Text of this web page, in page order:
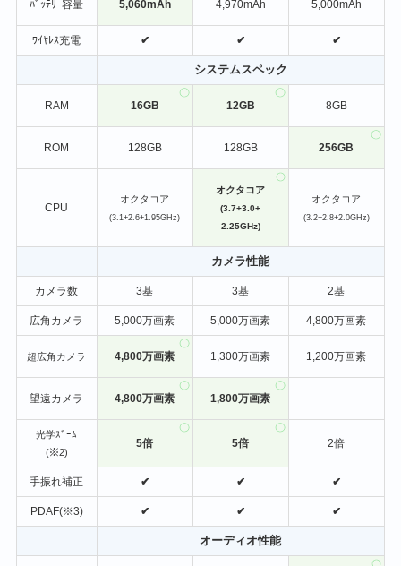
ﾊﾞｯﾃﾘｰ容量 5,060mAh 4,970mAh 5,000mAh
ﾜｲﾔﾚｽ充電 ✔ ✔ ✔
システムスペック
RAM 16GB 12GB 8GB
ROM 128GB 128GB 256GB
CPU
オクタコア
(3.1+2.6+1.95GHz)
オクタコア
(3.7+3.0+
2.25GHz)
オクタコア
(3.2+2.8+2.0GHz)
カメラ性能
カメラ数 3基 3基 2基
広角カメラ 5,000万画素 5,000万画素 4,800万画素
超広角カメラ 4,800万画素 1,300万画素 1,200万画素
望遠カメラ 4,800万画素 1,800万画素 –
光学ｽﾞｰﾑ
(※2)
5倍 5倍 2倍
手振れ補正 ✔ ✔ ✔
PDAF(※3) ✔ ✔ ✔
オーディオ性能